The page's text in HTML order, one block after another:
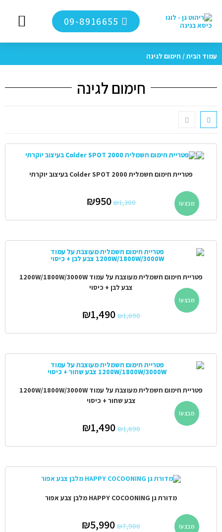
09-8916655
עמוד הבית/ חימום לגינה
חימום לגינה
מבצע!
פטריית חימום חשמלית Colder SPOT 2000 בעיצוב יוקרתי
₪1,300
₪950
מבצע!
פטריית חימום חשמלית מעוצבת על עמוד 1200W/1800W/3000W
צבע לבן + כיסוי
₪1,690
₪1,490
מבצע!
פטריית חימום חשמלית מעוצבת על עמוד 1200W/1800W/3000W
צבע שחור + כיסוי
₪1,690
₪1,490
מבצע!
מדורת גן HAPPY COCOONING מלבן צבע אפור
₪7,900
₪5,990